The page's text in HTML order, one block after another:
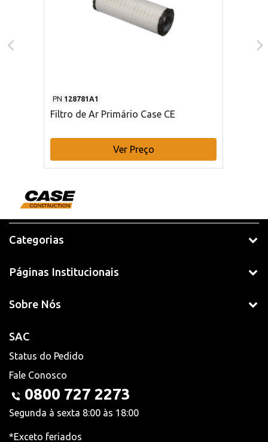
PN 128781A1
Filtro de Ar Primário Case CE
Ver Preço
Categorias
Páginas Institucionais
Sobre Nós
SAC
Status do Pedido
Fale Conosco
0800 727 2273
Segunda à sexta 8:00 às 18:00
*Exceto feriados